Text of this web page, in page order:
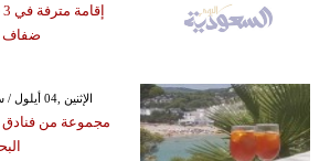
ضفاف
GMT 16:38 2023 الإثنين ,04 أيلول / سبتمبر
مجموعة من